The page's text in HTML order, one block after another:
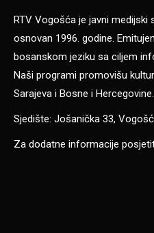
RTV Vogošća je javni medijski
osnovan 1996. godine.
bosanskom jeziku sa ciljem
Naši programi promovišu
Sarajeva i Bosne i Hercegovine.
Sjedište: Jošanička 33,
Za dodatne informacije